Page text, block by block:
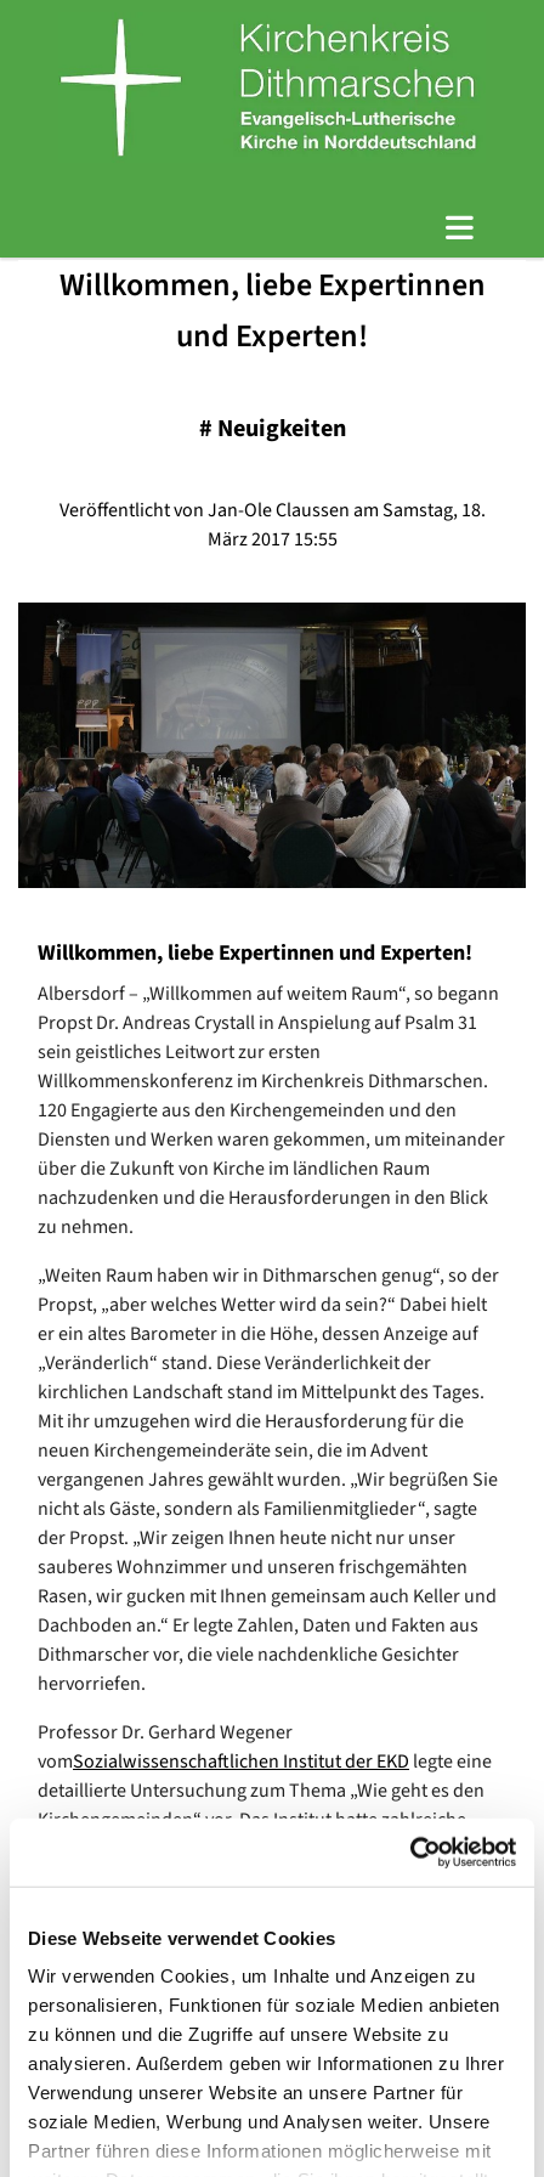
Diese Webseite verwendet Cookies
Wir verwenden Cookies, um Inhalte und Anzeigen zu
personalisieren, Funktionen für soziale Medien anbieten
zu können und die Zugriffe auf unsere Website zu
analysieren. Außerdem geben wir Informationen zu Ihrer
Verwendung unserer Website an unsere Partner für
soziale Medien, Werbung und Analysen weiter. Unsere
Partner führen diese Informationen möglicherweise mit
Willkommen, liebe Expertinnen
und Experten!
# Neuigkeiten
Veröffentlicht von Jan-Ole Claussen am Samstag, 18.
März 2017 15:55
Willkommen, liebe Expertinnen und Experten!
Albersdorf – „Willkommen auf weitem Raum“, so begann
Propst Dr. Andreas Crystall in Anspielung auf Psalm 31
sein geistliches Leitwort zur ersten
Willkommenskonferenz im Kirchenkreis Dithmarschen.
120 Engagierte aus den Kirchengemeinden und den
Diensten und Werken waren gekommen, um miteinander
über die Zukunft von Kirche im ländlichen Raum
nachzudenken und die Herausforderungen in den Blick
zu nehmen.
„Weiten Raum haben wir in Dithmarschen genug“, so der
Propst, „aber welches Wetter wird da sein?“ Dabei hielt
er ein altes Barometer in die Höhe, dessen Anzeige auf
„Veränderlich“ stand. Diese Veränderlichkeit der
kirchlichen Landschaft stand im Mittelpunkt des Tages.
Mit ihr umzugehen wird die Herausforderung für die
neuen Kirchengemeinderäte sein, die im Advent
vergangenen Jahres gewählt wurden. „Wir begrüßen Sie
nicht als Gäste, sondern als Familienmitglieder“, sagte
der Propst. „Wir zeigen Ihnen heute nicht nur unser
sauberes Wohnzimmer und unseren frischgemähten
Rasen, wir gucken mit Ihnen gemeinsam auch Keller und
Dachboden an.“ Er legte Zahlen, Daten und Fakten aus
Dithmarscher vor, die viele nachdenkliche Gesichter
hervorriefen.
Professor Dr. Gerhard Wegener
vomSozialwissenschaftlichen Institut der EKD legte eine
detaillierte Untersuchung zum Thema „Wie geht es den
Kirchengemeinden“ vor. Das Institut hatte zahlreiche
Kirchengemeinderäte und PastorInnen nach ihren
wichtiger ist als der religiöse und dass nur wenige
Gemeinde ein Interesse daran haben, sich auf dem Markt
sozialer, kultureller oder religiöser Anbieter hervorzutun.
„Zufriedenheit ist kein angemessenes Kriterium“, sagte
Wegener. Es brauche eine „kreative Unzufriedenheit“, die
vermehrt auch nach der Außenwirkung frage. Wege in die
Zukunft seien das Vertrauen in die eigene Kraft und eine
gute Organisation mit modernen Leitungsmethoden.
Ulrike Brand-Seiss vom Gemeindedienst der Nordkirche